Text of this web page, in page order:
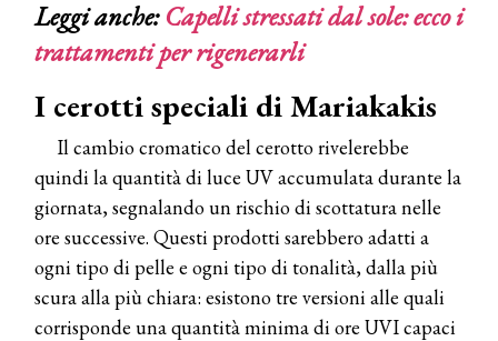
Leggi anche:Capelli stressati dal sole: ecco i
trattamenti per rigenerarli
I cerotti speciali di Mariakakis
Il cambio cromatico del cerotto rivelerebbe
quindi la quantità di luce UV accumulata durante la
giornata, segnalando un rischio di scottatura nelle
ore successive. Questi prodotti sarebbero adatti a
ogni tipo di pelle e ogni tipo di tonalità, dalla più
scura alla più chiara: esistono tre versioni alle quali
corrisponde una quantità minima di ore UVI capaci